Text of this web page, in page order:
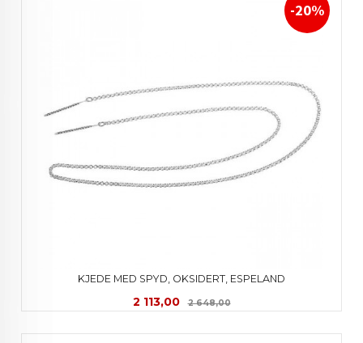
KJEDE MED SPYD, OKSIDERT, ESPELAND
Tilbud
2 113,00 2 648,00Rabatt
-20%